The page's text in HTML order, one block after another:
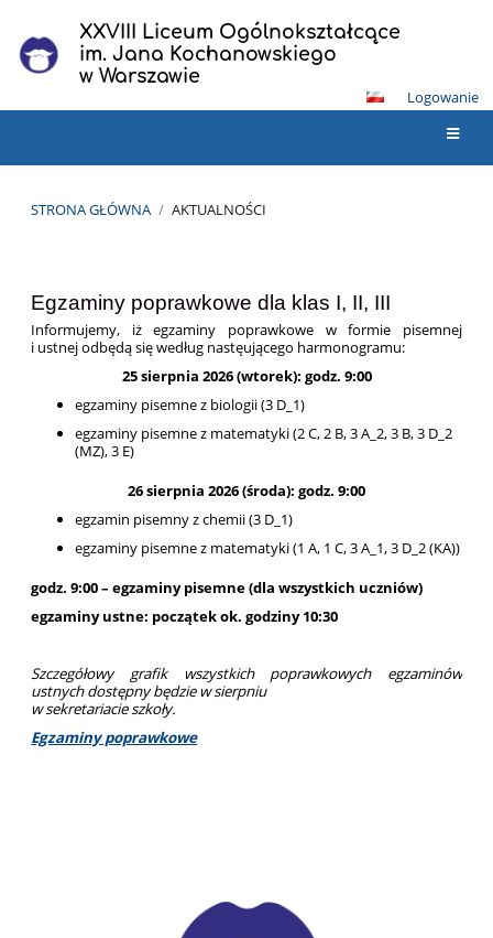
XXVIII Liceum Ogólnokształcące
im. Jana Kochanowskiego
w Warszawie
Logowanie
STRONA GŁÓWNA / AKTUALNOŚCI
Egzaminy poprawkowe dla klas I, II, III
Informujemy, iż egzaminy poprawkowe w formie pisemnej
i ustnej odbędą się według nastęującego harmonogramu:
25 sierpnia 2026 (wtorek): godz. 9:00
egzaminy pisemne z biologii (3 D_1)
egzaminy pisemne z matematyki (2 C, 2 B, 3 A_2, 3 B, 3 D_2
(MZ), 3 E)
26 sierpnia 2026 (środa): godz. 9:00
egzamin pisemny z chemii (3 D_1)
egzaminy pisemne z matematyki (1 A, 1 C, 3 A_1, 3 D_2 (KA))
godz. 9:00 – egzaminy pisemne (dla wszystkich uczniów)
egzaminy ustne: początek ok. godziny 10:30
Szczegółowy grafik wszystkich poprawkowych egzaminów
ustnych dostępny będzie w sierpniu
w sekretariacie szkoły.
Egzaminy poprawkowe